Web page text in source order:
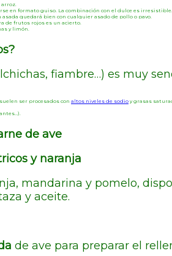
en formato guiso. La combinación con el dulce es irresistible.
asada quedará bien con cualquier asado de pollo o pavo.
de frutos rojos es un acierto.
y limón.
fiambre…) es muy
ser procesados con altos niveles de sodio y grasas
de ave
y naranja
mandarina y pomelo,
y aceite.
de ave para preparar el